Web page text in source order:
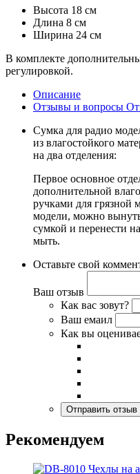
Высота 18 см
Длина 8 см
Ширина 24 см
В комплекте
регулировкой.
Описание
Отзывы и вопросы
Сумка для радио
из влагостойкого
на два отделения:
Первое основное
дополнительной
ручками для грязной
модели, можно
сумкой и перенести
мыть.
Оставьте свой
Ваш отзыв
Как вас зовут?
Ваш емаил
Как вы
Рекомендуем